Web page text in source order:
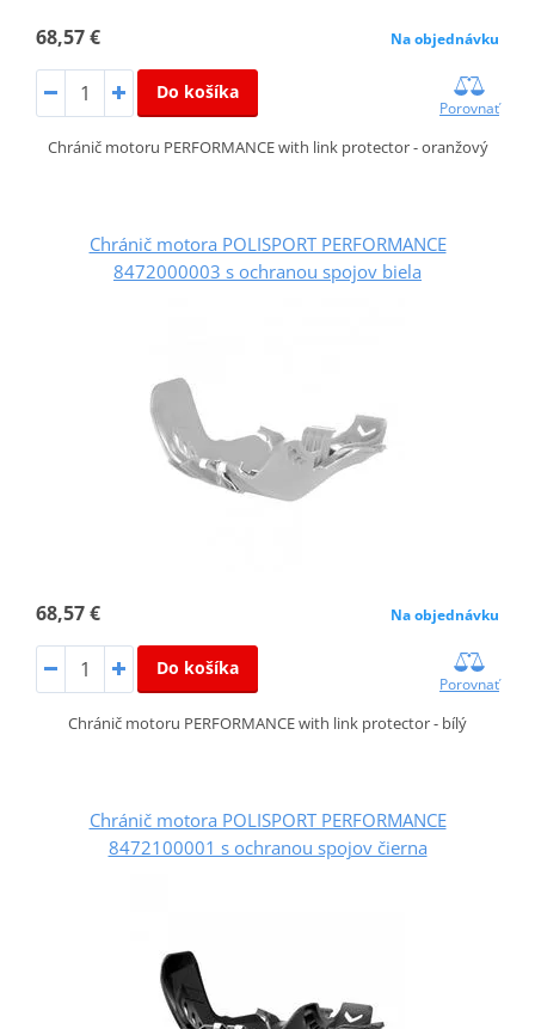
68,57 € Na objednávku
Do košíka
Porovnať
Chránič motoru PERFORMANCE with link protector - oranžový
Chránič motora POLISPORT PERFORMANCE
8472000003 s ochranou spojov biela
68,57 € Na objednávku
Do košíka
Porovnať
Chránič motoru PERFORMANCE with link protector - bílý
Chránič motora POLISPORT PERFORMANCE
8472100001 s ochranou spojov čierna